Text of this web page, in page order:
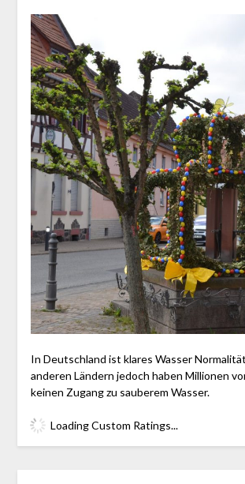
In Deutschland ist klares Wasser
anderen Ländern jedoch haben Millionen
keinen Zugang zu sauberem Wasser.
Loading Custom Ratings...